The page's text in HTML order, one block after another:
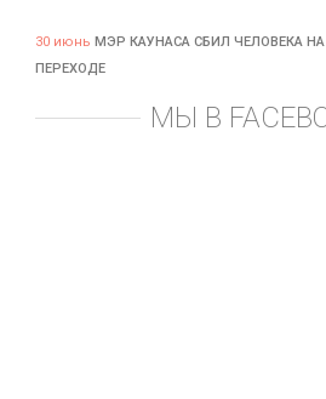
30 июнь МЭР КАУНАСА СБИЛ ЧЕЛОВЕКА
ПЕРЕХОДЕ
МЫ В